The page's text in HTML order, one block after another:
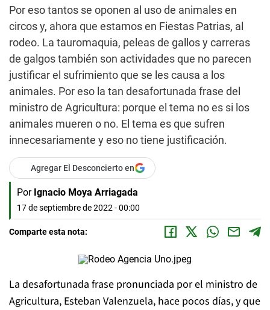
Por eso tantos se oponen al uso de animales en
circos y, ahora que estamos en Fiestas Patrias, al
rodeo. La tauromaquia, peleas de gallos y carreras
de galgos también son actividades que no parecen
justificar el sufrimiento que se les causa a los
animales. Por eso la tan desafortunada frase del
ministro de Agricultura: porque el tema no es si los
animales mueren o no. El tema es que sufren
innecesariamente y eso no tiene justificación.
Agregar El Desconcierto en
Por Ignacio Moya Arriagada
17 de septiembre de 2022 - 00:00
Comparte esta nota:
La desafortunada frase pronunciada por el ministro de
Agricultura, Esteban Valenzuela, hace pocos días, y que